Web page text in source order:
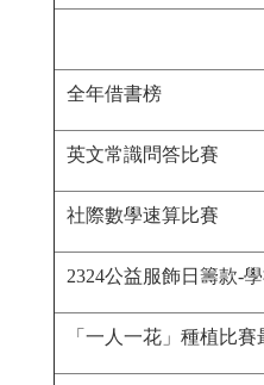
全年借書榜
英文常識問答比賽
社際數學速算比賽
2324公益服飾日籌款-
「一人一花」種植比